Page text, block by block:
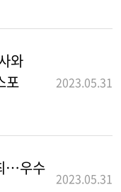
와
포
2023.05.31
…우수
2023.05.31